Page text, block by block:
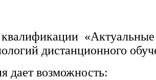
дистанционного
дает возможность: